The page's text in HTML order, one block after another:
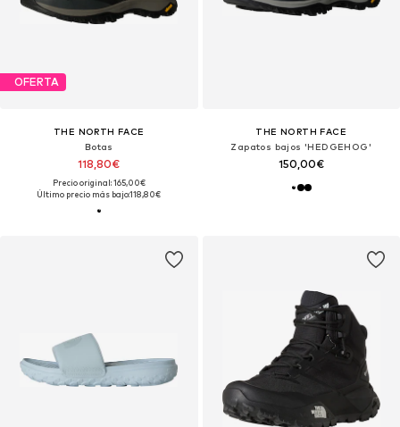
OFERTA
THE NORTH FACE
Botas
118,80€
Precio original: 165,00€
Último precio más bajo:118,80€
THE NORTH FACE
Zapatos bajos 'HEDGEHOG'
150,00€